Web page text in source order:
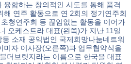
융합하는 창의적인 시도를 통해 품격
해 연주 활동으로 연 2회의 정기연주회
청연주회 등 끊임없는 활동을 이어가
오케스트라 대표(왼쪽)가 지난 11일
소재 공익법인 국제희망나눔네트워
미자 이사장(오른쪽)과 업무협약식을
더브릿지라는 이름으로 한국을 대표